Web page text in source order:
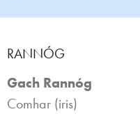
RANNÓG
Gach Rannóg
Comhar (iris)